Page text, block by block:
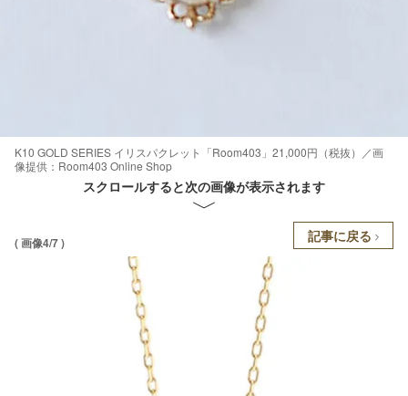
K10 GOLD SERIES イリスパクレット「Room403」21,000円（税抜）／画
像提供：Room403 Online Shop
スクロールすると次の画像が表示されます
( 画像4/7 ) 記事に戻る